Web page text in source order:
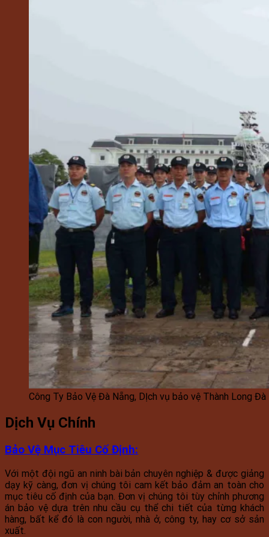
Công Ty Bảo Vệ Đà Nẵng, DỊch vụ bảo vệ Thành Long Đà
Dịch Vụ Chính
Bảo Vệ Mục Tiêu Cố Định:
Với một đội ngũ an ninh bài bản chuyên nghiệp & được giảng
dạy kỹ càng, đơn vị chúng tôi cam kết bảo đảm an toàn cho
mục tiêu cố định của bạn. Đơn vị chúng tôi tùy chỉnh phương
án bảo vệ dựa trên nhu cầu cụ thể chi tiết của từng khách
hàng, bất kể đó là con người, nhà ở, công ty, hay cơ sở sản
xuất.